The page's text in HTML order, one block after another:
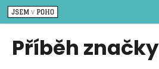
Přejít
na
obsah
Příběh značky
K
o